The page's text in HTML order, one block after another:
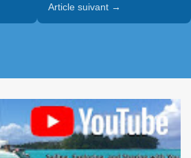
Article suivant →